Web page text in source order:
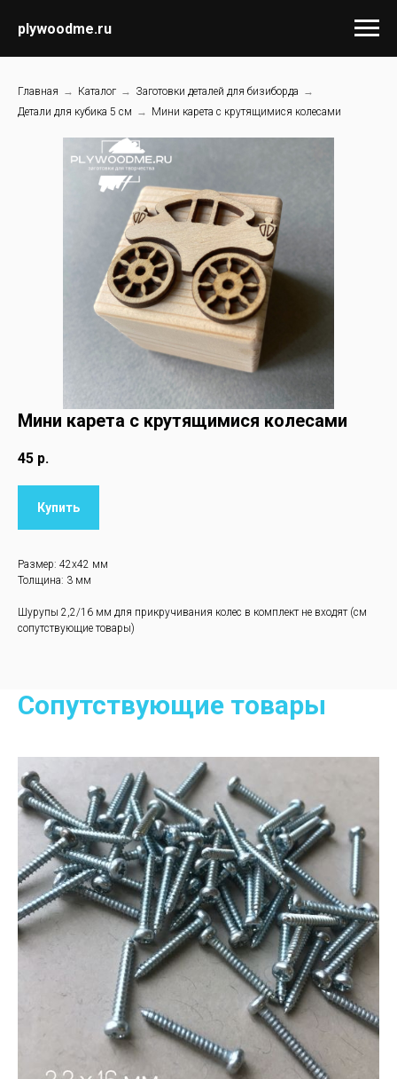
plywoodme.ru
Главная → Каталог → Заготовки деталей для бизиборда →
Детали для кубика 5 см → Мини карета с крутящимися колесами
Мини карета с крутящимися колесами
45 р.
Купить
Размер: 42х42 мм
Толщина: 3 мм
Шурупы 2,2/16 мм для прикручивания колес в комплект не входят (см
сопутствующие товары)
Сопутствующие товары